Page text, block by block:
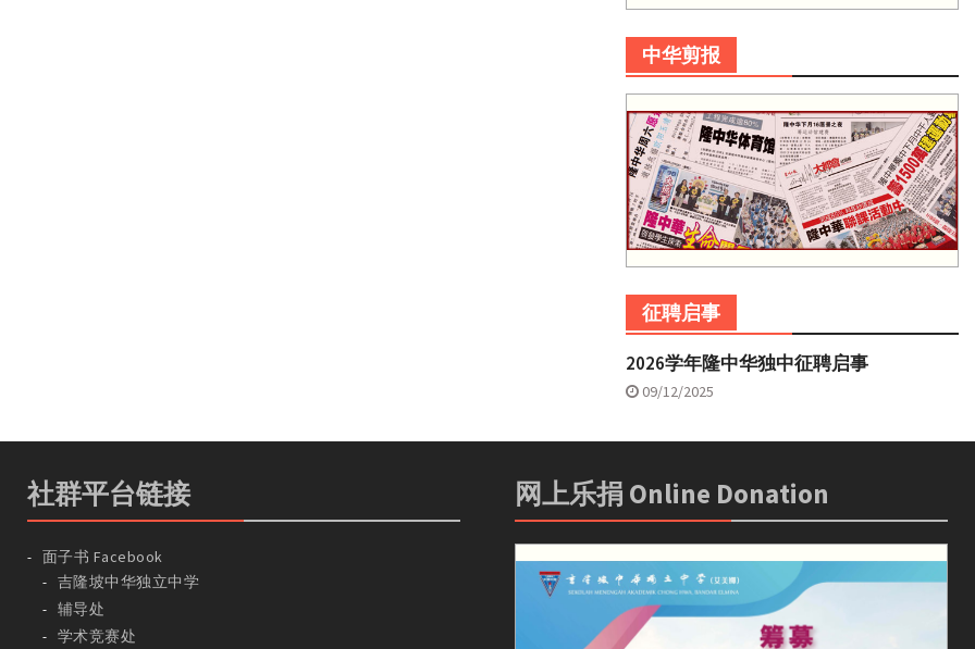
中华剪报
征聘启事
2026学年隆中华独中征聘启事
09/12/2025
社群平台链接
面子书 Facebook
吉隆坡中华独立中学
辅导处
学术竞赛处
网上乐捐 Online Donation